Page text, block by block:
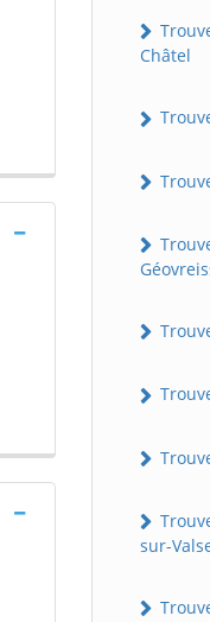
Châtel
sur-